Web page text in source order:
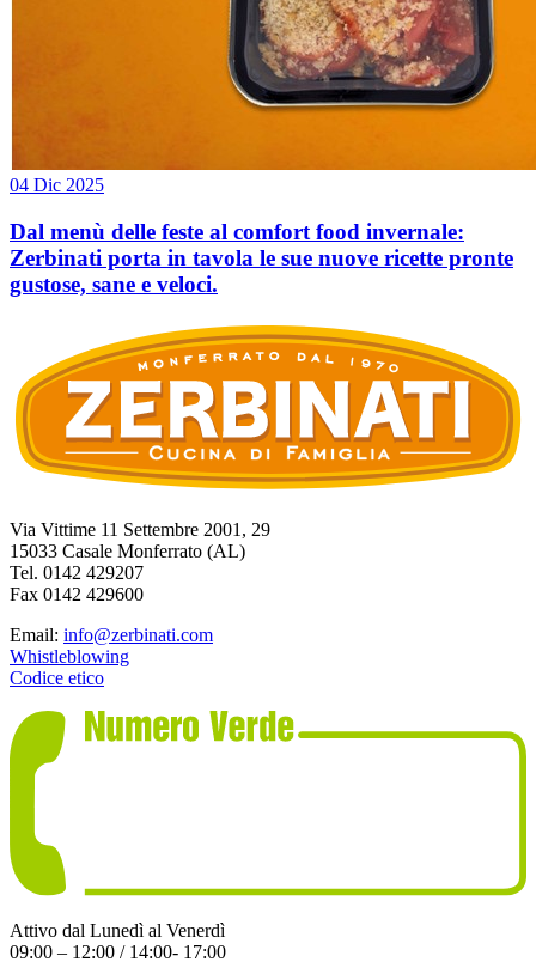
04 Dic 2025
Dal menù delle feste al comfort food invernale:
Zerbinati porta in tavola le sue nuove ricette pronte
gustose, sane e veloci.
Via Vittime 11 Settembre 2001, 29
15033 Casale Monferrato (AL)
Tel. 0142 429207
Fax 0142 429600
Email: info@zerbinati.com
Whistleblowing
Codice etico
Attivo dal Lunedì al Venerdì
09:00 – 12:00 / 14:00- 17:00